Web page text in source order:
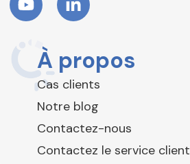
À propos
Cas clients
Notre blog
Contactez-nous
Contactez le service client